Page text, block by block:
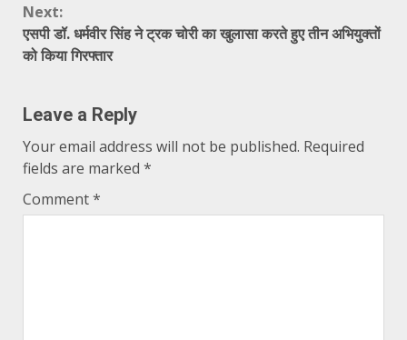
Next:
एसपी डॉ. धर्मवीर सिंह ने ट्रक चोरी का खुलासा करते हुए तीन अभियुक्तों
को किया गिरफ्तार
Leave a Reply
Your email address will not be published. Required
fields are marked *
Comment*